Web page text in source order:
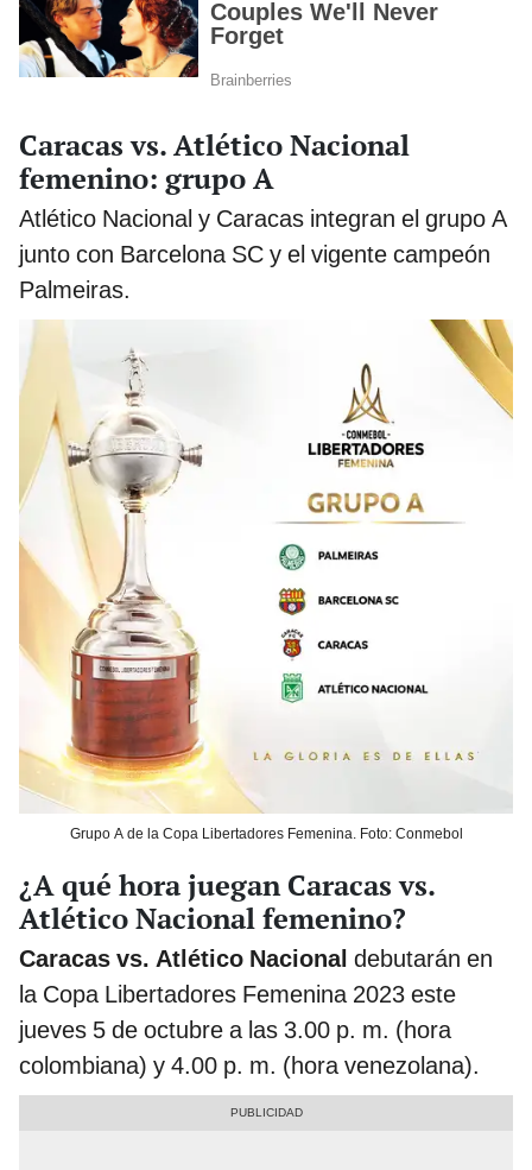
Caracas vs. Atlético Nacional
femenino: grupo A
Atlético Nacional y Caracas integran el grupo A
junto con Barcelona SC y el vigente campeón
Palmeiras.
Grupo A de la Copa Libertadores Femenina. Foto: Conmebol
¿A qué hora juegan Caracas vs.
Atlético Nacional femenino?
Caracas vs. Atlético Nacional debutarán en
la Copa Libertadores Femenina 2023 este
jueves 5 de octubre a las 3.00 p. m. (hora
colombiana) y 4.00 p. m. (hora venezolana).